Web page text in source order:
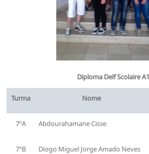
Diploma Delf Scolaire A1
Turma Nome
7ºA Abdourahamane Cisse
7ºB Diogo Miguel Jorge Amado Neves